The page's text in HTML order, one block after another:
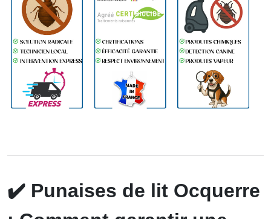
✔️ Punaises de lit Ocquerre